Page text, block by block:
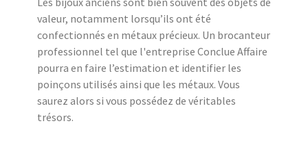
valeur, notamment lorsqu’ils ont été
confectionnés en métaux précieux. Un brocanteur
professionnel tel que l'entreprise Conclue Affaire
pourra en faire l’estimation et identifier les
poinçons utilisés ainsi que les métaux. Vous
saurez alors si vous possédez de véritables
trésors.